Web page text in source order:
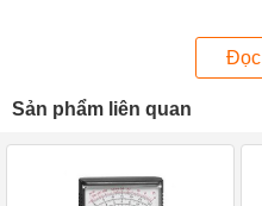
tới bất cứ vị trí làm việc
dày dặn, khác chắc chắn,
Đọc
Sản phẩm liên quan